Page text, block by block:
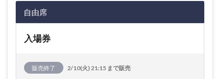
自由席
入場券
販売終了 2/10(火) 21:15 まで販売